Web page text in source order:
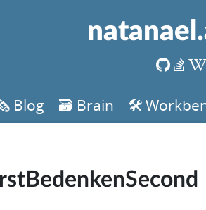
Blog 🗃️ Brain 🛠️